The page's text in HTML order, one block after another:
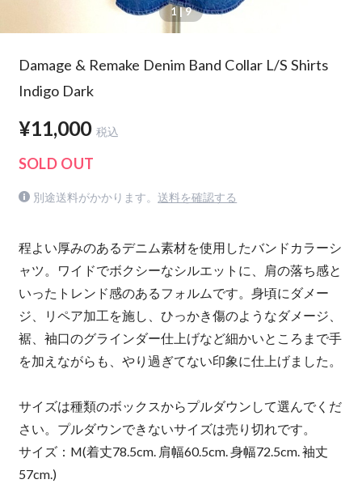
1| 9
Damage & Remake Denim Band Collar L/S Shirts
Indigo Dark
¥11,000 税込
SOLD OUT
別途送料がかかります。 送料を確認する
程よい厚みのあるデニム素材を使用したバンドカラーシ
ャツ。ワイドでボクシーなシルエットに、肩の落ち感と
いったトレンド感のあるフォルムです。身頃にダメー
ジ、リペア加工を施し、ひっかき傷のようなダメージ、
裾、袖口のグラインダー仕上げなど細かいところまで手
を加えながらも、やり過ぎてない印象に仕上げました。
サイズは種類のボックスからプルダウンして選んでくだ
さい。プルダウンできないサイズは売り切れです。
サイズ：M(着丈78.5cm. 肩幅60.5cm. 身幅72.5cm. 袖丈
57cm.)